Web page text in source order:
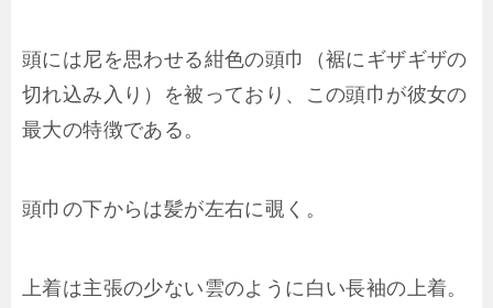
頭には尼を思わせる紺色の頭巾（裾にギザギザの
切れ込み入り）を被っており、この頭巾が彼女の
最大の特徴である。
頭巾の下からは髪が左右に覗く。
上着は主張の少ない雲のように白い長袖の上着。